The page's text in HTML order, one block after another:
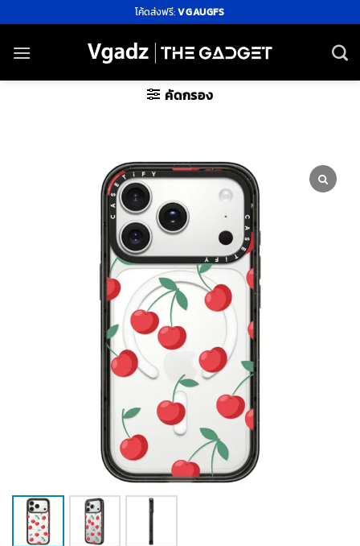
ไป
ยัง
โค้ดส่งฟรี:VGAUGFS
คัดกรอง